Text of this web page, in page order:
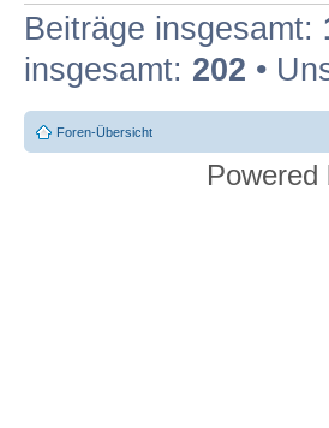
Beiträge insgesamt:
insgesamt: 202 •
Foren-Übersicht
Powered